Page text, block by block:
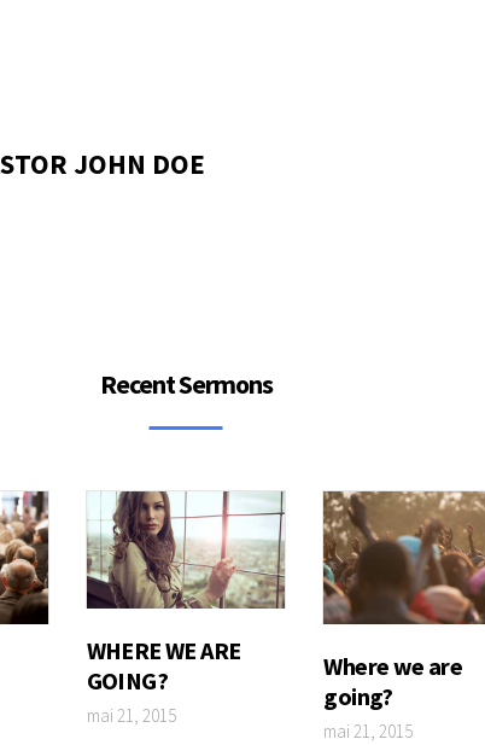
JOHN DOE
Recent Sermons
WHERE WE ARE
GOING?
mai 21, 2015
Where we are
going?
mai 21, 2015